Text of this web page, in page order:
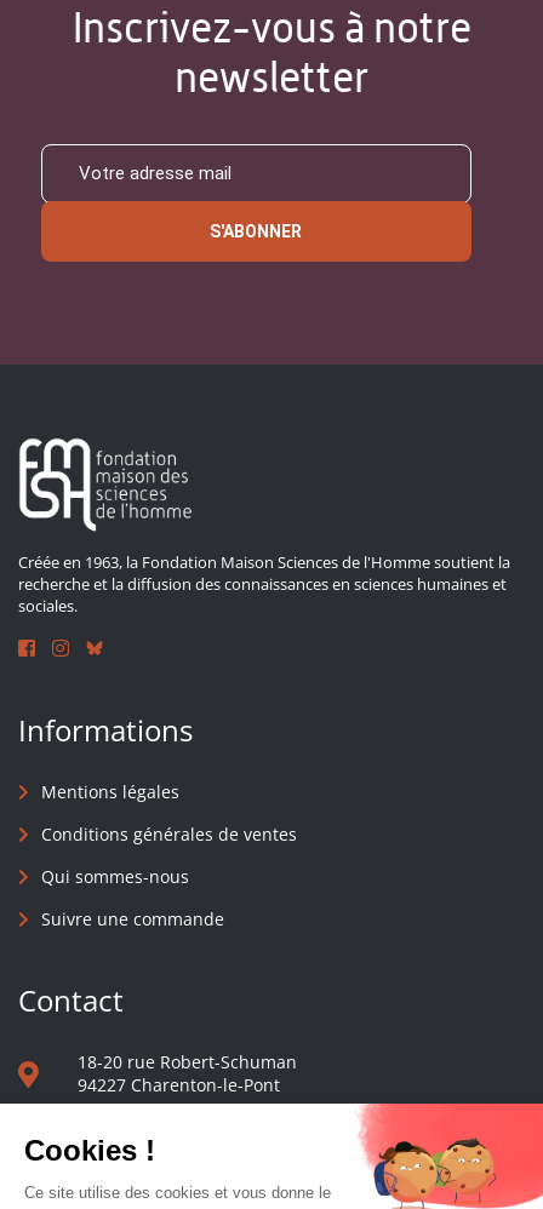
Inscrivez-vous à notre
newsletter
S'ABONNER
Créée en 1963, la Fondation Maison Sciences de l'Homme soutient la
recherche et la diffusion des connaissances en sciences humaines et
sociales.
Informations
Mentions légales
Conditions générales de ventes
Qui sommes-nous
Suivre une commande
Contact
18-20 rue Robert-Schuman
94227 Charenton-le-Pont